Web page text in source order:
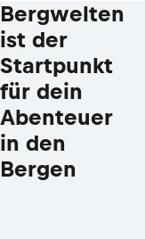
Bergwelten
ist der
Startpunkt
für dein
Abenteuer
in den
Bergen